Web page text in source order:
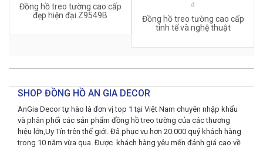
Đồng hồ treo tường cao cấp
đẹp hiện đại Z9549B
đ
Đồng hồ treo tường cao cấp
tinh tế và nghệ thuật
SHOP ĐỒNG HỒ AN GIA DECOR
AnGia Decor tự hào là đơn vị top 1 tại Việt Nam chuyên nhập khẩu
và phân phối các sản phẩm đồng hồ treo tường của các thương
hiệu lớn,Uy Tín trên thế giới. Đã phục vụ hơn 20.000 quý khách hàng
trong 10 năm vừa qua. Được khách hàng yêu mến đánh giá cao về